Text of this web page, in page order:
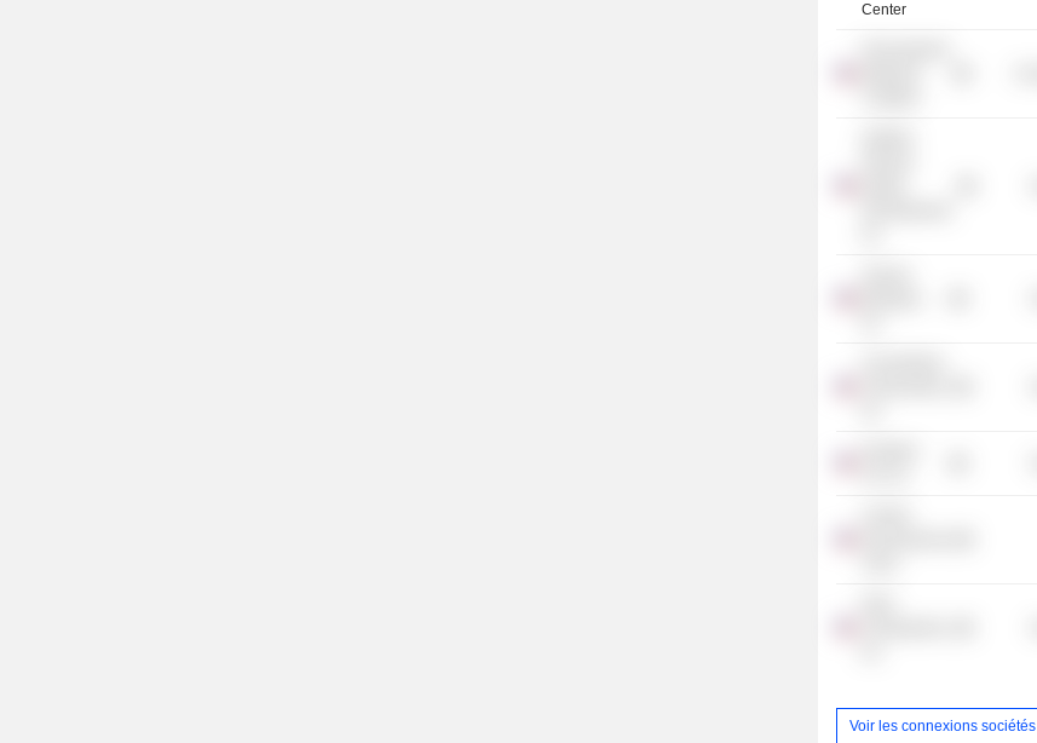
Center
Voir les connexions sociétés